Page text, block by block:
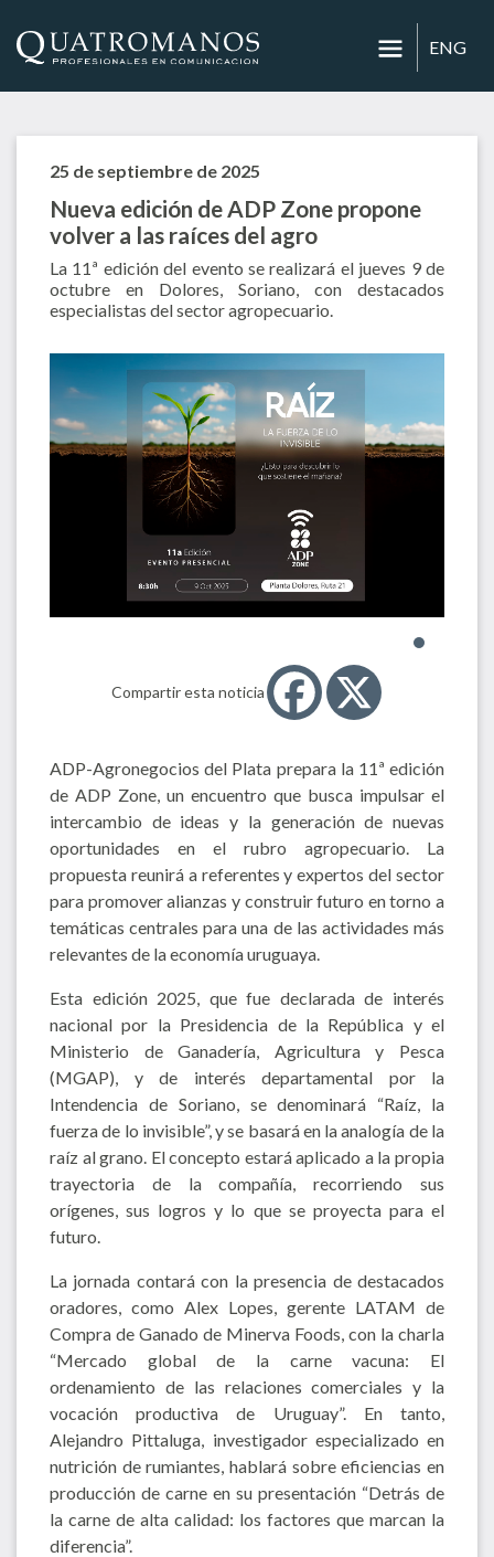
ENG
25 de septiembre de 2025
Nueva edición de ADP Zone propone
volver a las raíces del agro
La 11ª edición del evento se realizará el jueves 9 de
octubre en Dolores, Soriano, con destacados
especialistas del sector agropecuario.
Compartir esta noticia
ADP-Agronegocios del Plata prepara la 11ª edición
de ADP Zone, un encuentro que busca impulsar el
intercambio de ideas y la generación de nuevas
oportunidades en el rubro agropecuario. La
propuesta reunirá a referentes y expertos del sector
para promover alianzas y construir futuro en torno a
temáticas centrales para una de las actividades más
relevantes de la economía uruguaya.
Esta edición 2025, que fue declarada de interés
nacional por la Presidencia de la República y el
Ministerio de Ganadería, Agricultura y Pesca
(MGAP), y de interés departamental por la
Intendencia de Soriano, se denominará “Raíz, la
fuerza de lo invisible”, y se basará en la analogía de la
raíz al grano. El concepto estará aplicado a la propia
trayectoria de la compañía, recorriendo sus
orígenes, sus logros y lo que se proyecta para el
futuro.
La jornada contará con la presencia de destacados
oradores, como Alex Lopes, gerente LATAM de
Compra de Ganado de Minerva Foods, con la charla
“Mercado global de la carne vacuna: El
ordenamiento de las relaciones comerciales y la
vocación productiva de Uruguay”. En tanto,
Alejandro Pittaluga, investigador especializado en
nutrición de rumiantes, hablará sobre eficiencias en
producción de carne en su presentación “Detrás de
la carne de alta calidad: los factores que marcan la
diferencia”.